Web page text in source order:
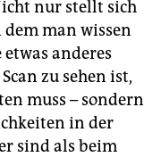
nur stellt sich
dem man wissen
etwas anderes
zu sehen ist,
muss – sondern
in der
sind als beim